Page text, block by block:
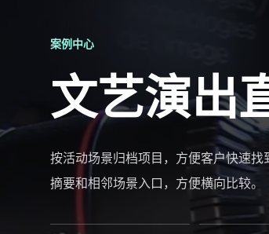
案例中心
文艺演出
按活动场景归档项目，方便客户快速
摘要和相邻场景入口，方便横向比较。